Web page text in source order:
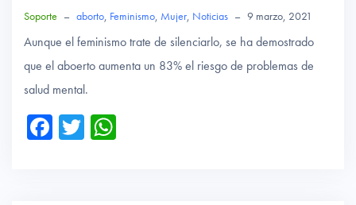
Soporte – aborto, Feminismo, Mujer, Noticias – 9 marzo, 2021
Aunque el feminismo trate de silenciarlo, se ha demostrado
que el aboerto aumenta un 83% el riesgo de problemas de
salud mental.
Fa T